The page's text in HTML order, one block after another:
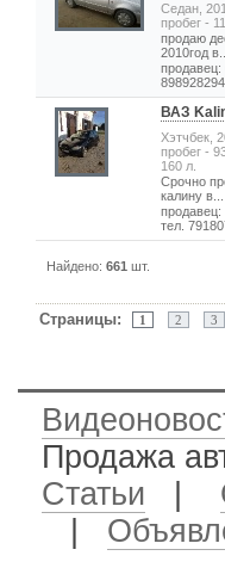
Седан,
пробег -
продаю
2010год в...
продавец:
ВАЗ
Хэтчбек,
пробег -
160 л.
Срочно
калину в...
продавец:
тел.
Найдено:661 шт.
Страницы: 1 2 3
Продажа
Статьи